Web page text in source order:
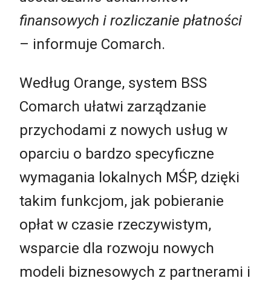
finansowych i rozliczanie płatności
– informuje Comarch.
Według Orange, system BSS
Comarch ułatwi zarządzanie
przychodami z nowych usług w
oparciu o bardzo specyficzne
wymagania lokalnych MŚP, dzięki
takim funkcjom, jak pobieranie
opłat w czasie rzeczywistym,
wsparcie dla rozwoju nowych
modeli biznesowych z partnerami i